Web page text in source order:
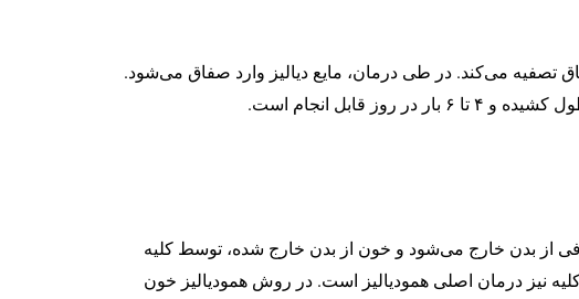
تصفیه می‌کند. در طی درمان، مایع دیالیز وارد صفاق می‌شود.
انجام است.
از بدن خارج می‌شود و خون از بدن خارج شده، توسط کلیه
نیز درمان اصلی همودیالیز است. در روش همودیالیز خون